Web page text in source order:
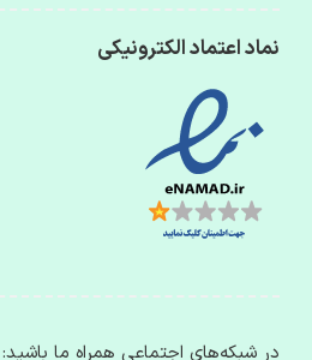
نماد اعتماد الکترونیکی
در شبکه‌های اجتماعی همراه ما باشید: